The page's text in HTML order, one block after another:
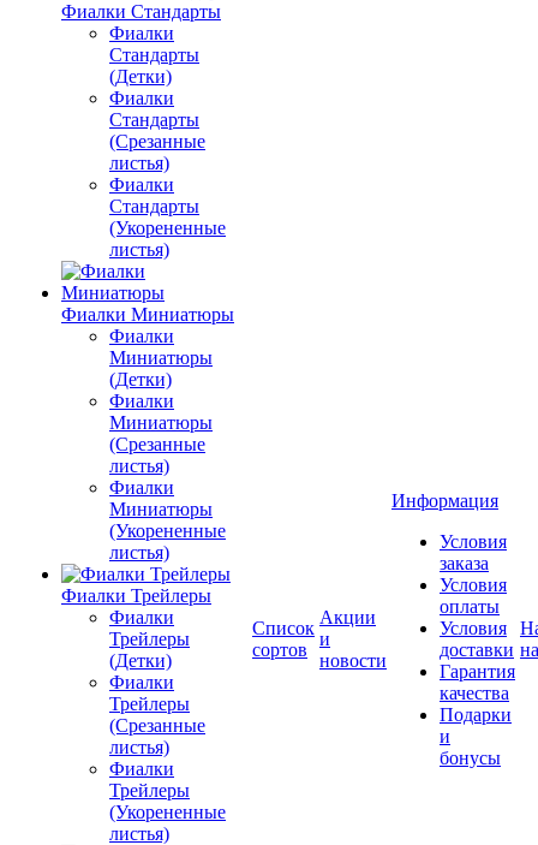
Фиалки Стандарты
Фиалки
Стандарты
(Детки)
Фиалки
Стандарты
(Срезанные
листья)
Фиалки
Стандарты
(Укорененные
листья)
Фиалки Миниатюры
Фиалки
Миниатюры
(Детки)
Фиалки
Миниатюры
(Срезанные
листья)
Фиалки
Миниатюры
(Укорененные
листья)
Фиалки Трейлеры
Фиалки
Трейлеры
(Детки)
Фиалки
Трейлеры
(Срезанные
листья)
Фиалки
Трейлеры
(Укорененные
листья)
Список
сортов
Акции
и
новости
Информация
Условия
заказа
Условия
оплаты
Условия
доставки
Гарантия
качества
Подарки
и
бонусы